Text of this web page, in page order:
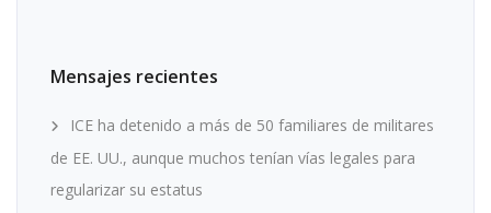
Mensajes recientes
ICE ha detenido a más de 50 familiares de militares
de EE. UU., aunque muchos tenían vías legales para
regularizar su estatus